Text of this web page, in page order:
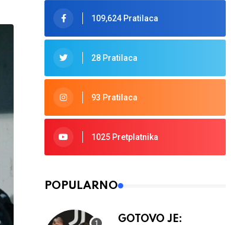
109,624 Pratilaca
28 Pratilaca
93 Pratilaca
1025 Pretplatnika
POPULARNO
GOTOVO JE: